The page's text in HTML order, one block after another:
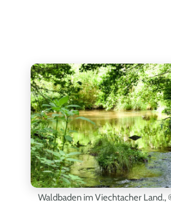
Waldbaden im Viechtacher Land.,